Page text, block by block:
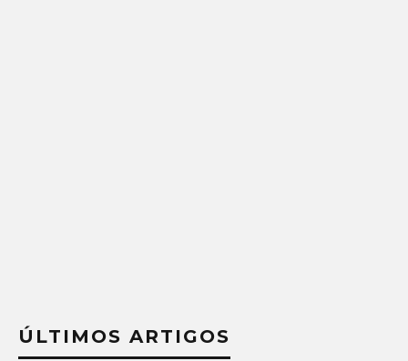
ÚLTIMOS ARTIGOS